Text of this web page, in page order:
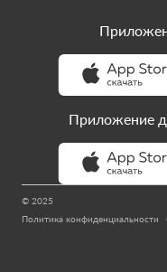
© 2025
Политика конфиденциальности
Приложение